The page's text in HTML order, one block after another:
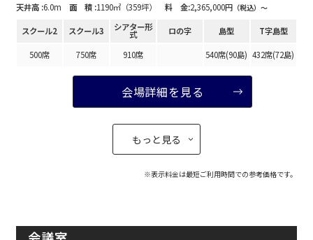
天井高 :6.0m 面 積 :1190㎡（359坪） 料 金:2,365,000円（税込）〜
スクール2
500席
スクール3
750席
シアター形
式
910席
ロの字 島型
540席(90島)
T字島型
432席(72島)
会場詳細を見る
もっと見る
※表示料金は最短ご利用時間での参考価格です。